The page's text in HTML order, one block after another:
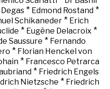
* Edmond Rostand *
Schikaneder * Erich
* Eugène Delacroix *
Saussure * Fernando
* Florian Henckel von
* Francesco Petrarca
* Friedrich Engels
Nietzsche * Friedrich